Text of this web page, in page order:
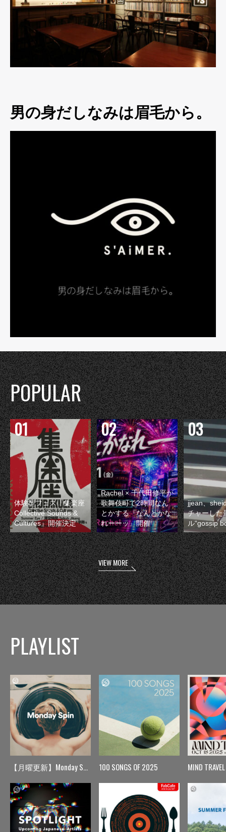
男の身だしなみは眉毛から。
POPULAR
体験型フェス『集楽座
Collective Sounds &
Cultures』開催決定
Rachel × 千代田修平が
歌舞伎町で2時間なん
とかする『なんとかな
れーーッ』開催
jjean、
チャーした
ル“gossip
VIEW MORE
PLAYLIST
【月曜更新】Monday Spin 100 SONGS OF 2025 MIND TRAVEL